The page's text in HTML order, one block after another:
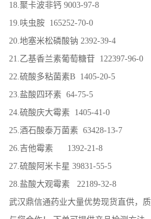
18.聚卡波非钙 9003-97-8
19.呋虫胺 165252-70-0
20.地塞米松磷酸钠 2392-39-4
21.乙基香兰素葡萄糖苷 122397-96-0
22.硫酸多粘菌素B 1405-20-5
23.盐酸四环素 64-75-5
24.硫酸庆大霉素 1405-41-0
25.酒石酸泰万菌素 63428-13-7
26.吉他霉素 1392-21-8
27.硫酸阿米卡星 39831-55-5
28.盐酸大观霉素 22189-32-8
武汉鼎信通药业大量优势现货直供，